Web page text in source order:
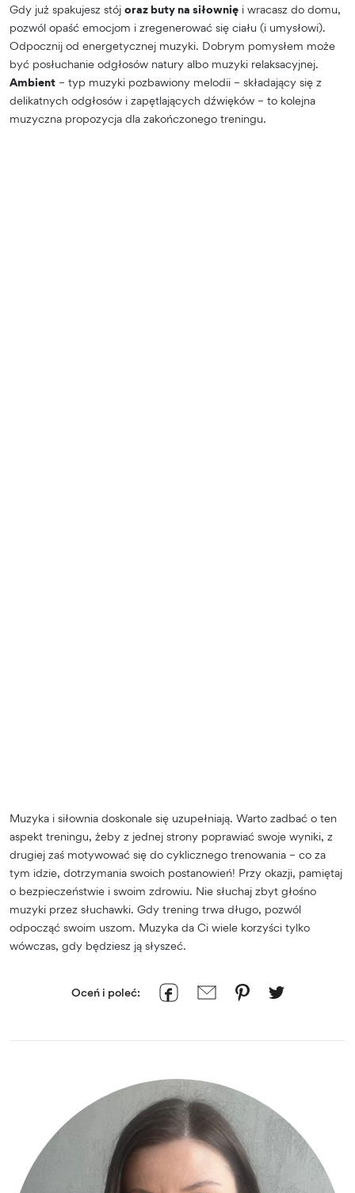
Gdy już spakujesz stój oraz buty na siłownię i wracasz do domu,
pozwól opaść emocjom i zregenerować się ciału (i umysłowi).
Odpocznij od energetycznej muzyki. Dobrym pomysłem może
być posłuchanie odgłosów natury albo muzyki relaksacyjnej.
Ambient – typ muzyki pozbawiony melodii – składający się z
delikatnych odgłosów i zapętlających dźwięków – to kolejna
muzyczna propozycja dla zakończonego treningu.
Muzyka i siłownia doskonale się uzupełniają. Warto zadbać o ten
aspekt treningu, żeby z jednej strony poprawiać swoje wyniki, z
drugiej zaś motywować się do cyklicznego trenowania – co za
tym idzie, dotrzymania swoich postanowień! Przy okazji, pamiętaj
o bezpieczeństwie i swoim zdrowiu. Nie słuchaj zbyt głośno
muzyki przez słuchawki. Gdy trening trwa długo, pozwól
odpocząć swoim uszom. Muzyka da Ci wiele korzyści tylko
wówczas, gdy będziesz ją słyszeć.
Oceń i poleć: